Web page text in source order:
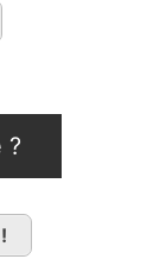
?